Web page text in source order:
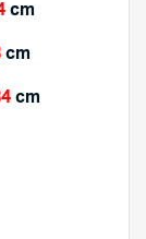
cm
cm
cm